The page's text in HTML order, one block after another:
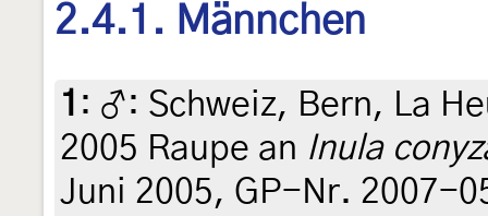
2.4.1. Männchen
1 : ♂: Schweiz, Bern, La
2005 Raupe an Inula
Juni 2005, GP-Nr. 2007-